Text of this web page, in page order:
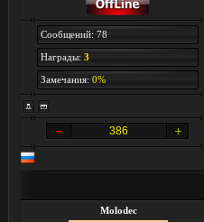
Сообщений: 78
Награды: 3
Замечания: 0%
386
Molodec